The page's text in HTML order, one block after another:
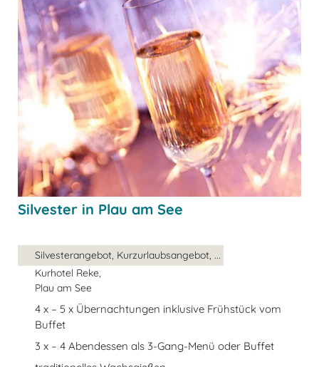
Silvester in Plau am See
Silvesterangebot, Kurzurlaubsangebot, ...
Kurhotel Reke,
Plau am See
4 x – 5 x Übernachtungen inklusive Frühstück vom
Buffet
3 x – 4 Abendessen als 3-Gang-Menü oder Buffet